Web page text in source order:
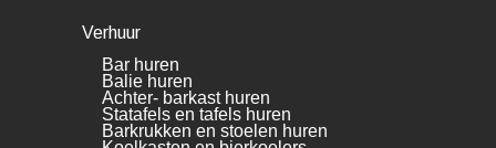
Verhuur
Bar huren
Balie huren
Achter- barkast huren
Statafels en tafels huren
Barkrukken en stoelen huren